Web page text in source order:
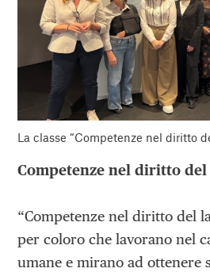
La classe “Competenze nel diritto
Competenze nel diritto
“Competenze nel diritto del
per coloro che lavorano nel
umane e mirano ad ottenere